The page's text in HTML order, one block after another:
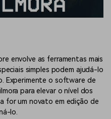
envolve as ferramentas mais
simples podem ajudá-lo
Experimente o software de
para elevar o nível dos
for um novato em edição de
lo.